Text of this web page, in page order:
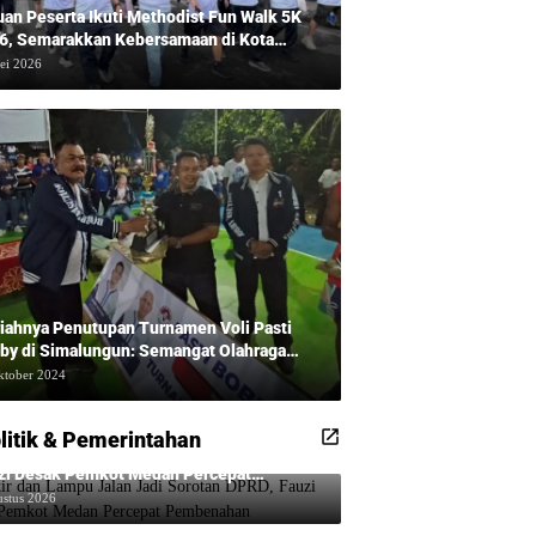
Peserta Ikuti Methodist Fun Walk 5K
Semarakkan Kebersamaan di Kota
2026
Penutupan Turnamen Voli Pasti
di Simalungun: Semangat Olahraga
Masyarakat Sehat Bersama Erwan
dan Ribuan Penonton!
2024
& Pemerintahan
dan Lampu Jalan Jadi Sorotan DPRD,
Desak Pemkot Medan Percepat
2026